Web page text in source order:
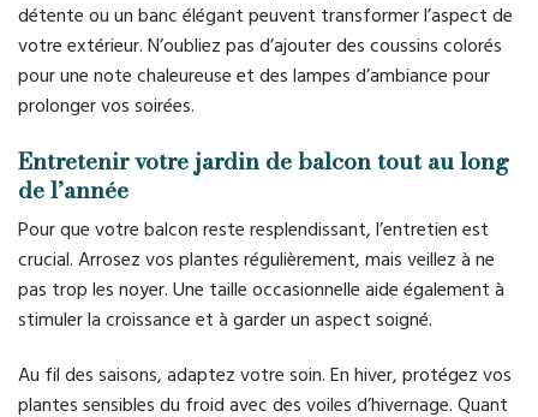
détente ou un banc élégant peuvent transformer l’aspect de
votre extérieur. N’oubliez pas d’ajouter des coussins colorés
pour une note chaleureuse et des lampes d’ambiance pour
prolonger vos soirées.
Entretenir votre jardin de balcon tout au long
de l’année
Pour que votre balcon reste resplendissant, l’entretien est
crucial. Arrosez vos plantes régulièrement, mais veillez à ne
pas trop les noyer. Une taille occasionnelle aide également à
stimuler la croissance et à garder un aspect soigné.
Au fil des saisons, adaptez votre soin. En hiver, protégez vos
plantes sensibles du froid avec des voiles d’hivernage. Quant